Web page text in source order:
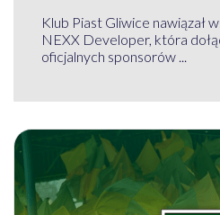
Klub Piast Gliwice nawiązał
NEXX Developer, która
oficjalnych sponsorów ...